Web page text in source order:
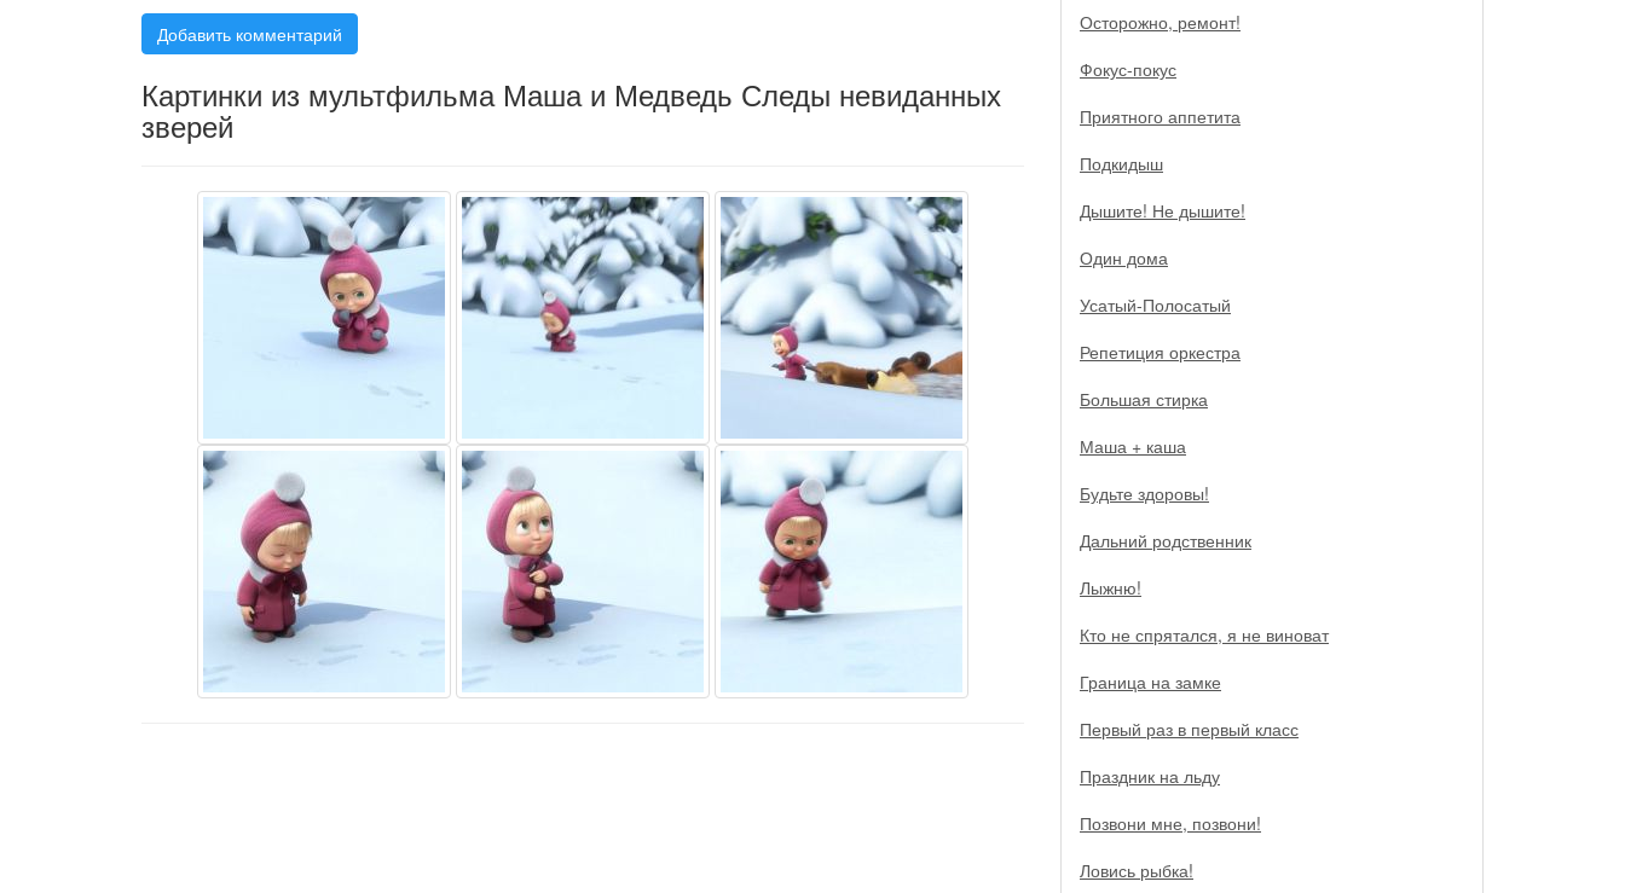
Добавить комментарий
Картинки из мультфильма Маша и Медведь Следы невиданных
зверей
Осторожно, ремонт!
Фокус-покус
Приятного аппетита
Подкидыш
Дышите! Не дышите!
Один дома
Усатый-Полосатый
Репетиция оркестра
Большая стирка
Маша + каша
Будьте здоровы!
Дальний родственник
Лыжню!
Кто не спрятался, я не виноват
Граница на замке
Первый раз в первый класс
Праздник на льду
Позвони мне, позвони!
Ловись рыбка!